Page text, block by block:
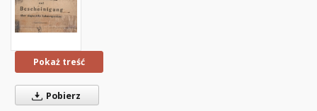
Pokaż treść
Pobierz